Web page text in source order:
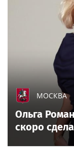
МОСКВА
Ольга
скоро